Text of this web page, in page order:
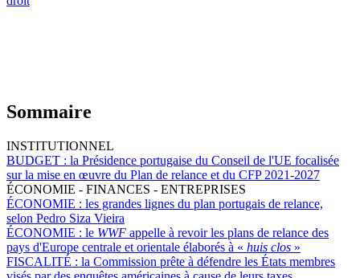
Sommaire
INSTITUTIONNEL
BUDGET : la Présidence portugaise du Conseil de l'UE focalisée
sur la mise en œuvre du Plan de relance et du CFP 2021-2027
ÉCONOMIE - FINANCES - ENTREPRISES
ÉCONOMIE : les grandes lignes du plan portugais de relance,
selon Pedro Siza Vieira
ÉCONOMIE : le WWF appelle à revoir les plans de relance des
pays d'Europe centrale et orientale élaborés à « huis clos »
FISCALITÉ : la Commission prête à défendre les États membres